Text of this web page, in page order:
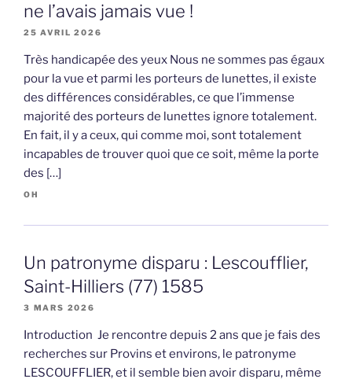
ne l’avais jamais vue !
25 AVRIL 2026
Très handicapée des yeux Nous ne sommes pas égaux
pour la vue et parmi les porteurs de lunettes, il existe
des différences considérables, ce que l’immense
majorité des porteurs de lunettes ignore totalement.
En fait, il y a ceux, qui comme moi, sont totalement
incapables de trouver quoi que ce soit, même la porte
des […]
OH
Un patronyme disparu : Lescoufflier,
Saint-Hilliers (77) 1585
3 MARS 2026
Introduction Je rencontre depuis 2 ans que je fais des
recherches sur Provins et environs, le patronyme
LESCOUFFLIER, et il semble bien avoir disparu, même